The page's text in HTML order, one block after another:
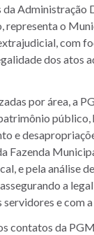
Administração
representa o
com
dos atos
por área, a
público,
e
Fazenda
e pela análise
a
e com
contatos da